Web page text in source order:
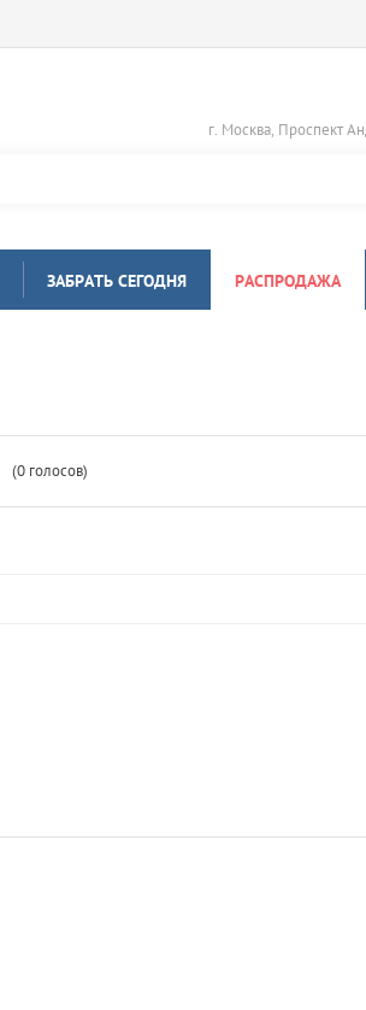
г. Москва, Проспект
ЗАБРАТЬ СЕГОДНЯ РАСПРОДАЖА
(0 голосов)